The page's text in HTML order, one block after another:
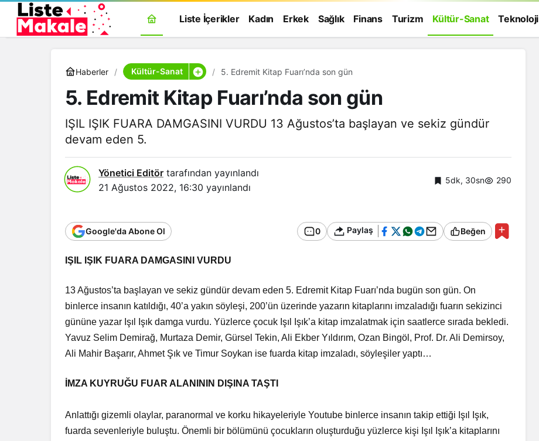
Liste İçerikler Kadın Erkek Sağlık Finans Turizm Kültür-Sanat Teknoloji
Haberler Kültür-Sanat 5. Edremit Kitap Fuarı’nda son gün
5. Edremit Kitap Fuarı’nda son gün
IŞIL IŞIK FUARA DAMGASINI VURDU 13 Ağustos’ta başlayan ve sekiz gündür
devam eden 5.
Yönetici Editör tarafından yayınlandı
21 Ağustos 2022, 16:30 yayınlandı
5dk, 30sn 290
Google'da Abone Ol 0 Paylaş Beğen
IŞIL IŞIK FUARA DAMGASINI VURDU
13 Ağustos’ta başlayan ve sekiz gündür devam eden 5. Edremit Kitap Fuarı’nda bugün son gün. On
binlerce insanın katıldığı, 40’a yakın söyleşi, 200’ün üzerinde yazarın kitaplarını imzaladığı fuarın sekizinci
gününe yazar Işıl Işık damga vurdu. Yüzlerce çocuk Işıl Işık’a kitap imzalatmak için saatlerce sırada bekledi.
Yavuz Selim Demirağ, Murtaza Demir, Gürsel Tekin, Ali Ekber Yıldırım, Ozan Bingöl, Prof. Dr. Ali Demirsoy,
Ali Mahir Başarır, Ahmet Şık ve Timur Soykan ise fuarda kitap imzaladı, söyleşiler yaptı…
İMZA KUYRUĞU FUAR ALANININ DIŞINA TAŞTI
Anlattığı gizemli olaylar, paranormal ve korku hikayeleriyle Youtube binlerce insanın takip ettiği Işıl Işık,
fuarda sevenleriyle buluştu. Önemli bir bölümünü çocukların oluşturduğu yüzlerce kişi Işıl Işık’a kitaplarını
Zaman Bağlanır?
Haber Türleri Nelerdir?